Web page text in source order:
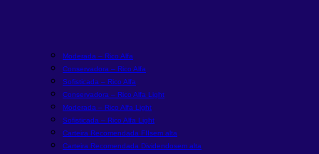
Moderada – Rico Alfa
Conservadora – Rico Alfa
Sofisticada – Rico Alfa
Conservadora – Rico Alfa Light
Moderada – Rico Alfa Light
Sofisticada – Rico Alfa Light
Carteira Recomendada FIIsem alta
Carteira Recomendada Dividendosem alta